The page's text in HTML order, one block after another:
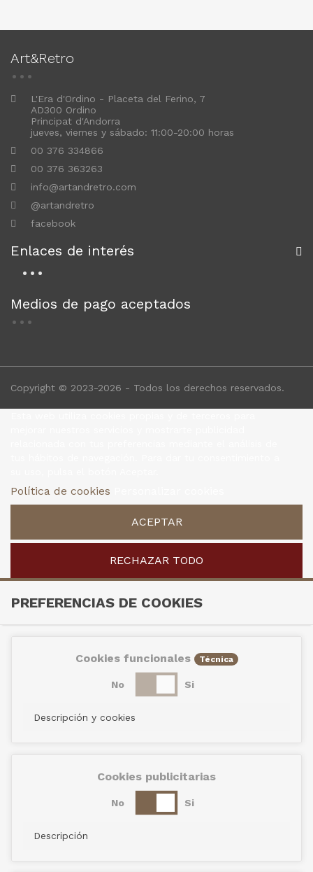
Art&Retro
L'Era d'Ordino - Placeta del Ferino, 7
AD300 Ordino
Principat d'Andorra
jueves, viernes y sábado: 11:00-20:00 horas
00 376 334866
00 376 363263
info@artandretro.com
@artandretro
facebook
Enlaces de interés
Medios de pago aceptados
Copyright © 2023-2026 - Todos los derechos reservados.
Política de cookies
RECHAZAR TODO
ACEPTAR
PREFERENCIAS DE COOKIES
Cookies funcionales Técnica
No Si
Descripción y cookies
Cookies publicitarias
No Si
Descripción